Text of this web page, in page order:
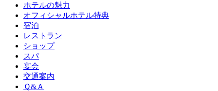
ホテルの魅力
オフィシャルホテル特典
宿泊
レストラン
ショップ
スパ
宴会
交通案内
Ｑ&Ａ